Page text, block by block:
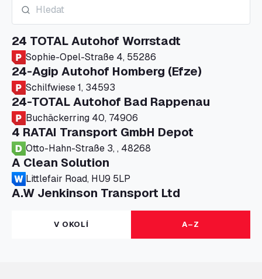
24 TOTAL Autohof Worrstadt
Sophie-Opel-Straße 4, 55286
24-Agip Autohof Homberg (Efze)
Schilfwiese 1, 34593
24-TOTAL Autohof Bad Rappenau
Buchäckerring 40, 74906
4 RATAI Transport GmbH Depot
Otto-Hahn-Straße 3, , 48268
A Clean Solution
Littlefair Road, HU9 5LP
A.W Jenkinson Transport Ltd
Progress House, ME11 5GA
A+G Nettetal - Depot Parking
Am Panneschopp 7, 41334
V OKOLÍ A–Z